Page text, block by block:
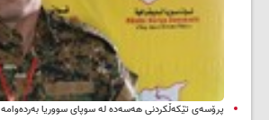
پرۆسەی تێکەڵکردنی هەسەدە لە سوپای سووریا بەردەوامە